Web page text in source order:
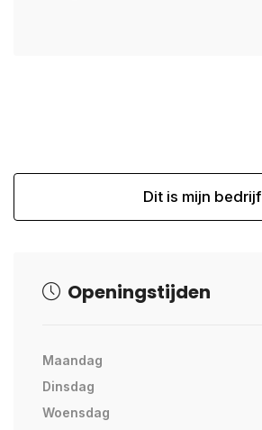
Dit is mijn bedrijf
Openingstijden
Maandag
Dinsdag
Woensdag